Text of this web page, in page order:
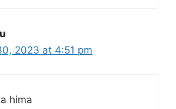
2023 at 4:51 pm
hima